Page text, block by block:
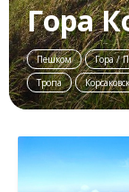
Гора
Пешком Гора /
Тропа